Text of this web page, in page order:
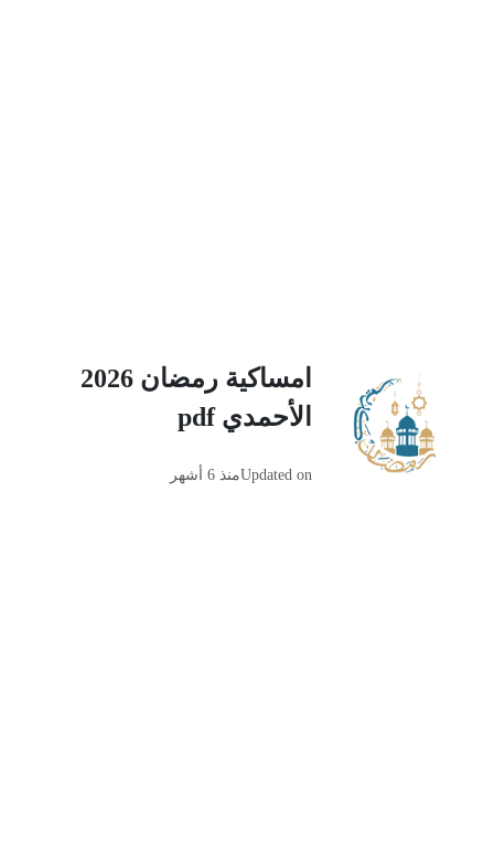
امساكية رمضان 2026
الأحمدي pdf
Updated onمنذ 6 أشهر